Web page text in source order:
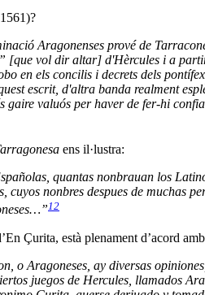
Aragonenses prové de
vol dir altar] d'Hèrcules i a
en els concilis i decrets dels
escrit, d'altra banda realment
gaire valuós per haver de fer-hi
ens il·lustra:
quantas nonbrauan los
cuyos nonbres despues de
12
Çurita, està plenament d’acord
o Aragoneses, ay diversas
juegos de Hercules, llamados